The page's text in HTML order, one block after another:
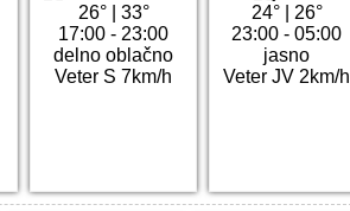
26°| 33°
17:00 - 23:00
delno oblačno
Veter S 7km/h
24°| 26°
23:00 - 05:00
jasno
Veter JV 2km/h